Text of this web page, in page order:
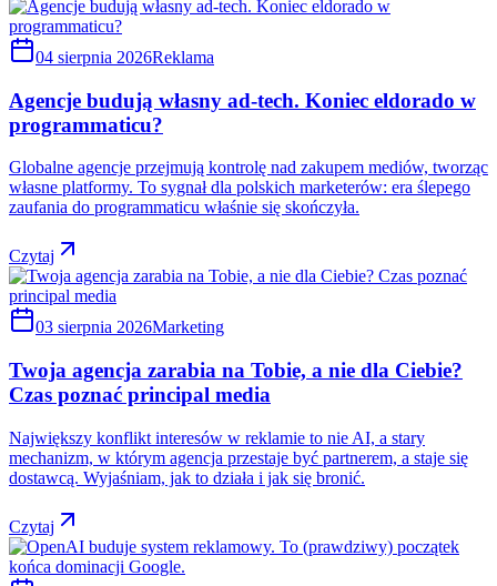
04 sierpnia 2026Reklama
Agencje budują własny ad-tech. Koniec eldorado w
programmaticu?
Globalne agencje przejmują kontrolę nad zakupem mediów, tworząc
własne platformy. To sygnał dla polskich marketerów: era ślepego
zaufania do programmaticu właśnie się skończyła.
Czytaj
03 sierpnia 2026Marketing
Twoja agencja zarabia na Tobie, a nie dla Ciebie?
Czas poznać principal media
Największy konflikt interesów w reklamie to nie AI, a stary
mechanizm, w którym agencja przestaje być partnerem, a staje się
dostawcą. Wyjaśniam, jak to działa i jak się bronić.
Czytaj